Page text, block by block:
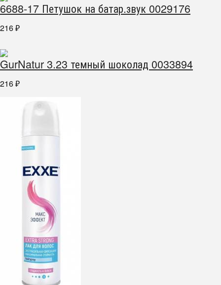
6688-17 Петушок на батар.звук 0029176
216 ₽
GurNatur 3.23 темный шоколад 0033894
216 ₽